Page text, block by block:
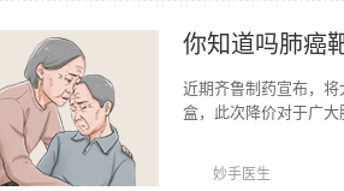
你知道吗肺癌
近期齐鲁制药宣布，
盒，此次降价对于广
妙手医生